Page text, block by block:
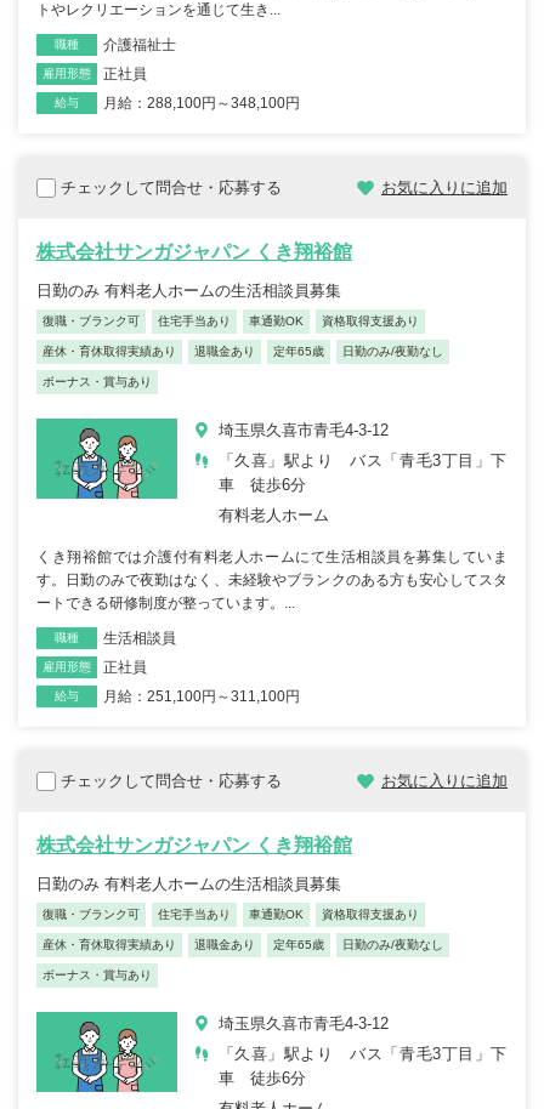
トやレクリエーションを通じて生き...
職種 介護福祉士
雇用形態 正社員
給与 月給：288,100円～348,100円
チェックして問合せ・応募する お気に入りに追加
株式会社サンガジャパン くき翔裕館
日勤のみ 有料老人ホームの生活相談員募集
復職・ブランク可 住宅手当あり 車通勤OK 資格取得支援あり
産休・育休取得実績あり 退職金あり 定年65歳 日勤のみ/夜勤なし
ボーナス・賞与あり
埼玉県久喜市青毛4-3-12
「久喜」駅より バス「青毛3丁目」下
車 徒歩6分
有料老人ホーム
くき翔裕館では介護付有料老人ホームにて生活相談員を募集していま
す。日勤のみで夜勤はなく、未経験やブランクのある方も安心してスタ
ートできる研修制度が整っています。...
職種 生活相談員
雇用形態 正社員
給与 月給：251,100円～311,100円
チェックして問合せ・応募する お気に入りに追加
株式会社サンガジャパン くき翔裕館
日勤のみ 有料老人ホームの生活相談員募集
復職・ブランク可 住宅手当あり 車通勤OK 資格取得支援あり
産休・育休取得実績あり 退職金あり 定年65歳 日勤のみ/夜勤なし
ボーナス・賞与あり
埼玉県久喜市青毛4-3-12
「久喜」駅より バス「青毛3丁目」下
車 徒歩6分